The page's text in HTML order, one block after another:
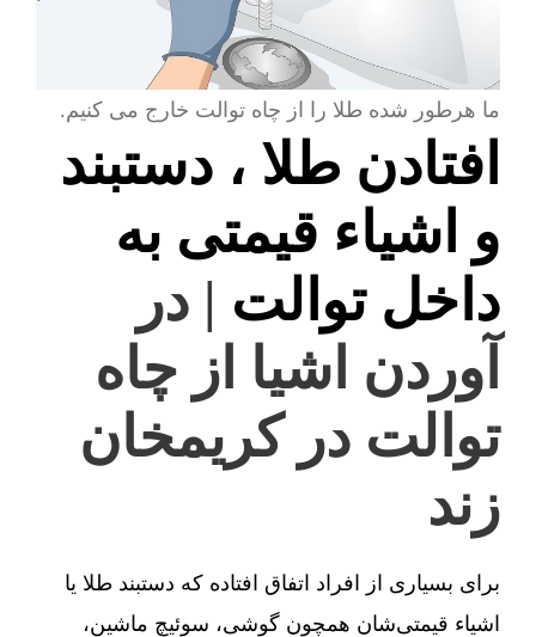
ما هرطور شده طلا را از چاه توالت خارج می کنیم.
افتادن طلا ، دستبند
و اشیاء قیمتی به
داخل توالت | در
آوردن اشیا از چاه
توالت در کریمخان
زند
برای بسیاری از افراد اتفاق افتاده که دستبند طلا یا
اشیاء قیمتی‌شان همچون گوشی، سوئیچ ماشین،